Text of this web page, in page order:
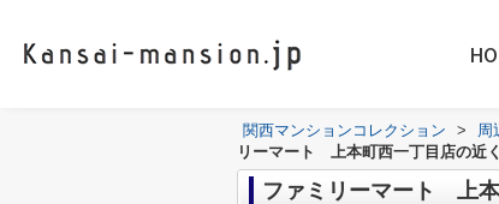
関西マンションコレクション > 周
リーマート 上本町西一丁目店の近
ファミリーマート 上